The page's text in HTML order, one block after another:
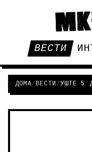
ВЕСТИ
ДОМА/ВЕСТИ /УШТЕ 5